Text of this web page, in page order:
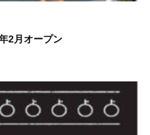
2月オープン